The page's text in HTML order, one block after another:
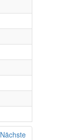
Nächste